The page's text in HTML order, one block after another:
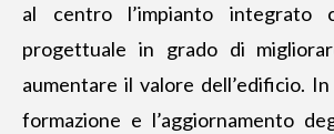
al centro l’impianto integrato
progettuale in grado di
aumentare il valore dell’edificio.
formazione e l’aggiornamento